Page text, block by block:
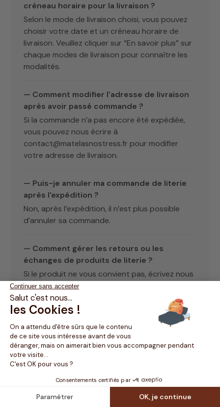
créneau horaire pour la livraison ?
Selon le mode de livraison choisi, vous pouvez
choisir votre date et un créneau horaire de
livraison. Veuillez cliquer sur “En savoir plus” sur
chaque modes de livraison pour connaître les
modalités.
— Comment modifier l'adresse de livraison
après avoir passé commande ?
Si la commande n’a pas encore été expédiée,
vous pouvez nous écrire à
contact@matelasnostress.fr pour modifier
votre adresse de livraison.
— Puis-je annuler ma commande de literie
après l'expédition ?
Non, après l’expédition, il n’est plus possible
d’annuler sa commande.
— Comment gérer les retours ou les
échanges de produits de literie ?
Si le produit ne vous convient pas, écrivez nous
via notreformulaire de contact
— Livrez-vous en point relais ?
Non, nous travaillons avec des transporteurs
qui vous livre directement chez vous.
— Y a-t-il une solution pour me
débarrasser de mon ancien matelas ?
Nous vous conseillons de faire don de votre